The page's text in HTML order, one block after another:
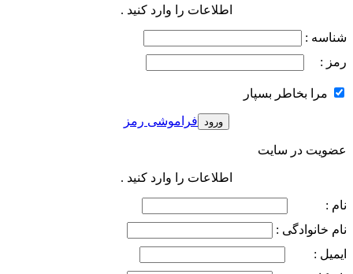
اطلاعات را وارد کنید .
شناسه :
رمز :
مرا بخاطر بسپار
فراموشی رمز
عضویت در سایت
اطلاعات را وارد کنید .
نام :
نام خانوادگی :
ایمیل :